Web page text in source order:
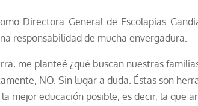
Directora General de Escolapias
responsabilidad de mucha envergadura.
me planteé ¿qué buscan nuestras
NO. Sin lugar a duda. Éstas son
mejor educación posible, es decir, la que